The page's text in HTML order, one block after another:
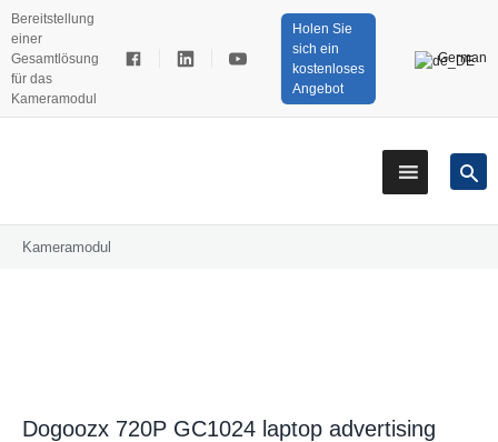
Bereitstellung
einer
Gesamtlösung
für das
Kameramodul
Holen Sie
sich ein
kostenloses
Angebot
German
Kameramodul
Dogoozx 720P GC1024 laptop advertising